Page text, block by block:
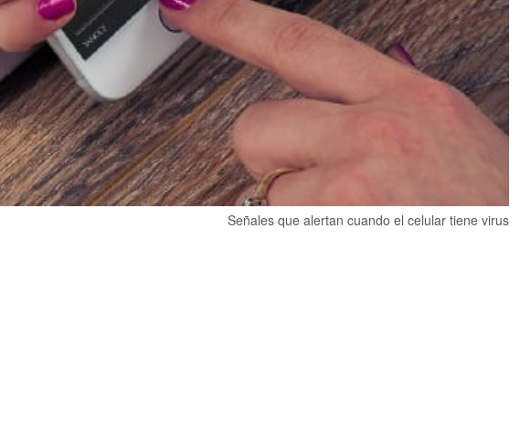
Señales que alertan cuando el celular tiene virus